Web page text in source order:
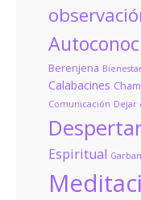
Berenjena
Calabacines
Comunicación Dejar
Espiritual